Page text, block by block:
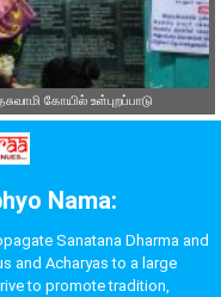
கோயில் உள்புறப்பாடு
Nama:
Sanatana Dharma and
and Acharyas to a large
to promote tradition,